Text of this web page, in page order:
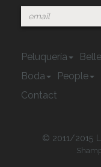
Peluquería
Boda
People
Contact
© 2011/2015